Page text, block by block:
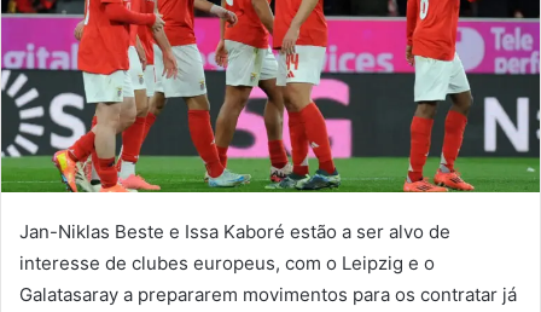
Jan-Niklas Beste e Issa Kaboré estão a ser alvo de
interesse de clubes europeus, com o Leipzig e o
Galatasaray a prepararem movimentos para os contratar já